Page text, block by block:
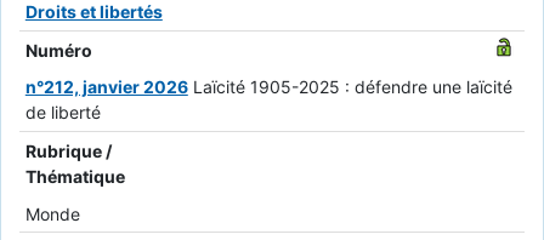
Droits et libertés
Numéro
n°212, janvier 2026 Laïcité 1905-2025 : défendre une laïcité
de liberté
Rubrique /
Thématique
Monde